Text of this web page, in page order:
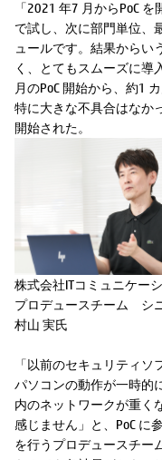
「2021 年7 月からPoC
で試し、次に部門単位、
ュールです。結果からい
く、とてもスムーズに導
月のPoC 開始から、約1
特に大きな不具合はなか
開始された。
株式会社ITコミュニケー
プロデュースチーム シ
村山 実氏
「以前のセキュリティ
パソコンの動作が一時的
内のネットワークが重く
感じません」と、PoC に
を行うプロデュースチー